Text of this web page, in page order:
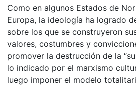
Como en algunos Estados de
Europa, la ideología ha logrado
sobre los que se construyeron
valores, costumbres y
promover la destrucción de la
lo indicado por el marxismo
luego imponer el modelo